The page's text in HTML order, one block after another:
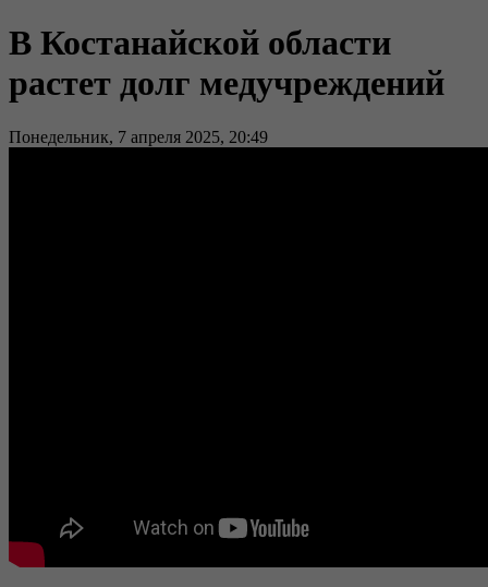
В Костанайской области
растет долг медучреждений
Понедельник, 7 апреля 2025, 20:49